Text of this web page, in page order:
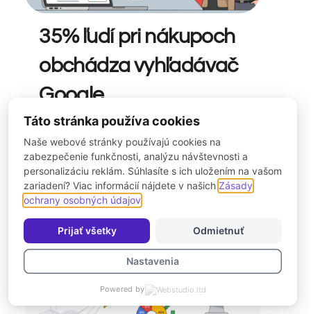
35% ľudí pri nákupoch
obchádza vyhľadávač
Google
Tento posun nie je len technologickou
evolúciou; ide o hlbokú zmenu v
psychológii a správaní […]
Táto stránka používa cookies
Naše webové stránky používajú cookies na
zabezpečenie funkčnosti, analýzu návštevnosti a
personalizáciu reklám. Súhlasíte s ich uložením na vašom
zariadení? Viac informácií nájdete v našich Zásady
ochrany osobných údajov
Prijať všetky Odmietnuť
Nastavenia
Powered by